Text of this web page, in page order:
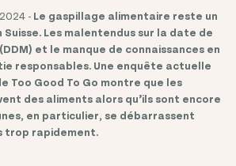
- Le gaspillage alimentaire reste un
Les malentendus sur la date de
et le manque de connaissances en
responsables. Une enquête actuelle
Too Good To Go montre que les
des aliments alors qu’ils sont encore
en particulier, se débarrassent
trop rapidement.